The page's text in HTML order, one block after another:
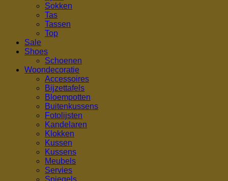
Sokken
Tas
Tassen
Top
Sale
Shoes
Schoenen
Woondecoratie
Accessoires
Bijzettafels
Bloempotten
Buitenkussens
Fotolijsten
Kandelaren
Klokken
Kussen
Kussens
Meubels
Servies
Spiegels